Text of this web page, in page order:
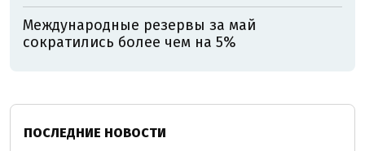
Международные резервы за май
сократились более чем на 5%
ПОСЛЕДНИЕ НОВОСТИ